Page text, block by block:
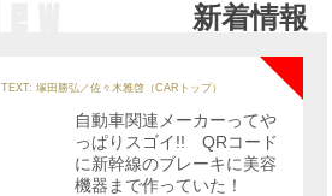
新着情報
TEXT: 塚田勝弘／佐々木雅啓（CARトップ）
NEW
自動車関連メーカーってや
っぱりスゴイ!! QRコード
に新幹線のブレーキに美容
機器まで作っていた！